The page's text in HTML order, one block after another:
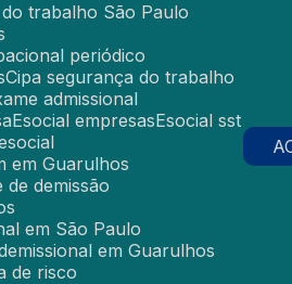
do trabalho São Paulo
periódico
Cipa segurança do trabalho
admissional
Esocial empresas Esocial sst
em Guarulhos
de demissão
em São Paulo
em Guarulhos
de risco